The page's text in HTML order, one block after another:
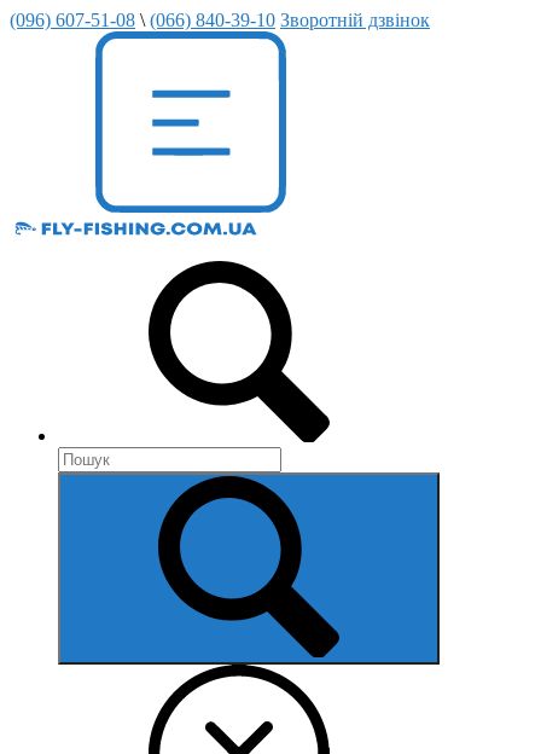
(096) 607-51-08 \ (066) 840-39-10 Зворотній дзвінок